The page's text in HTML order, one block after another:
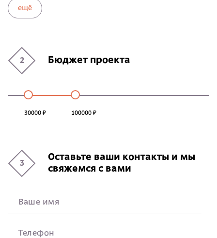
ещё
2 Бюджет проекта
30000 ₽ 100000 ₽
3
Оставьте ваши контакты и мы
свяжемся с вами
Ваше имя
Телефон